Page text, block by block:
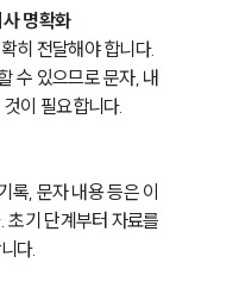
명확화
히 전달해야 합니다.
수 있으므로 문자, 내
이 필요합니다.
록, 문자 내용 등은 이
초기 단계부터 자료를
다.